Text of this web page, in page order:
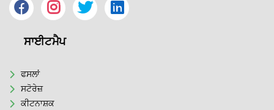
ਸਾਈਟਮੈਪ
ਫਸਲਾਂ
ਸਟੋਰੇਜ਼
ਕੀਟਨਾਸ਼ਕ